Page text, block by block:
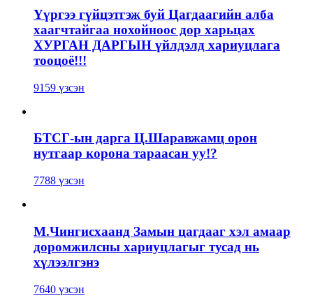
Үүргээ гүйцэтгэж буй Цагдаагийн алба
хаагчтайгаа нохойноос дор харьцах
ХУРГАН ДАРГЫН үйлдэлд хариуцлага
тооцоё!!!
9159 үзсэн
БТСГ-ын дарга Ц.Шаравжамц орон
нутгаар корона тараасан уу!?
7788 үзсэн
М.Чингисхаанд Замын цагдааг хэл амаар
доромжилсны хариуцлагыг тусад нь
хүлээлгэнэ
7640 үзсэн